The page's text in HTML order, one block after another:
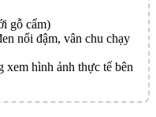
gỗ cẩm)
nổi đậm, vân chu chạy
hình ảnh thực tế bên